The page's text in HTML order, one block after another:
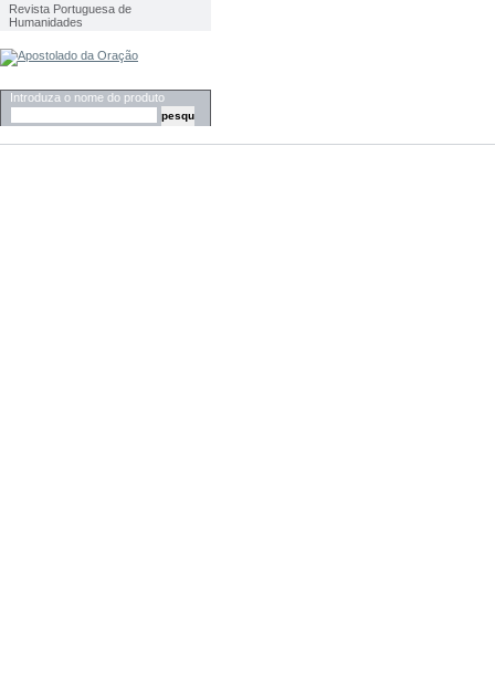
Revista Portuguesa de
Humanidades
Introduza o nome do produto